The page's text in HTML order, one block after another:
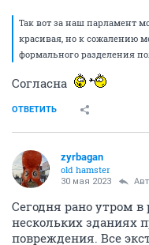
Так вот за наш парламент
красивая, но к сожалению
формального разделения
Согласна
ОТВЕТИТЬ
zyrbagan
old hamster
30 мая 2023
Сегодня рано утром в
нескольких зданиях
повреждения. Все